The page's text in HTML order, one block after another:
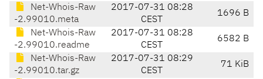
Net-Whois-Raw
-2.99010.meta
2017-07-31 08:28
CEST
1696 B
Net-Whois-Raw
-2.99010.readme
2017-07-31 08:28
CEST
6582 B
Net-Whois-Raw
-2.99010.tar.gz
2017-07-31 08:29
CEST
71 KiB